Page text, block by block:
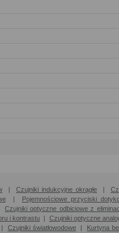
| Czujniki indukcyjne okrągłe |
| Pojemnościowe przyciski
Czujniki optyczne odbiciowe z
i kontrastu | Czujniki optyczne
Czujniki światłowodowe| Kurtyna